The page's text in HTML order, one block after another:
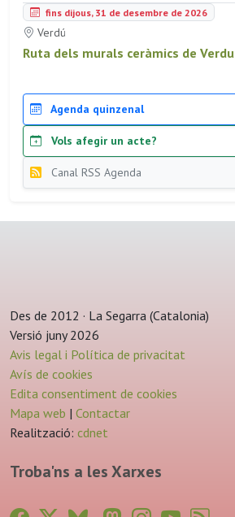
fins dijous, 31 de desembre de 2026
Verdú
Ruta dels murals ceràmics de Verdu
Agenda quinzenal
Vols afegir un acte?
Canal RSS Agenda
Des de 2012 · La Segarra (Catalonia)
Versió juny 2026
Avis legal i Política de privacitat
Avís de cookies
Edita consentiment de cookies
Mapa web | Contactar
Realització: cdnet
Troba'ns a les Xarxes